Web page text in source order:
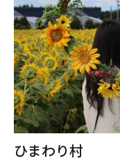
ひまわり村